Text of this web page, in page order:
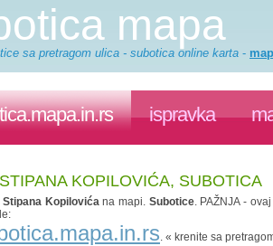
mapa
sa pretragom ulica - subotica online karta -
ispravka
KOPILOVIĆA, SUBOTICA
Stipana Kopilovićana mapi. Subotice. PAŽNJA -
. « krenite sa